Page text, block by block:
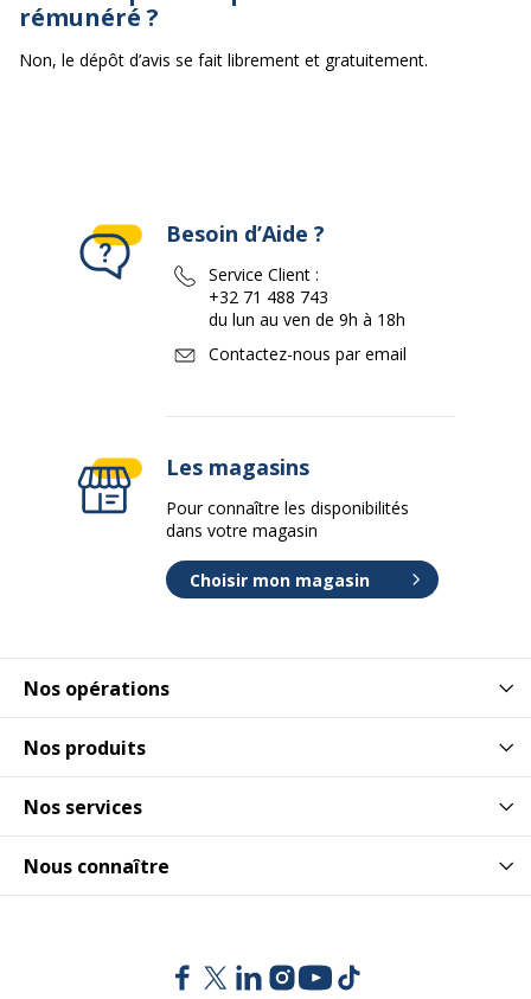
rémunéré ?
Non, le dépôt d’avis se fait librement et gratuitement.
Nos opérations
Nos produits
Nos services
Nous connaître
Besoin d’Aide ?
Service Client :
+32 71 488 743
du lun au ven de 9h à 18h
Contactez-nous par email
Les magasins
Pour connaître les disponibilités
dans votre magasin
Choisir mon magasin